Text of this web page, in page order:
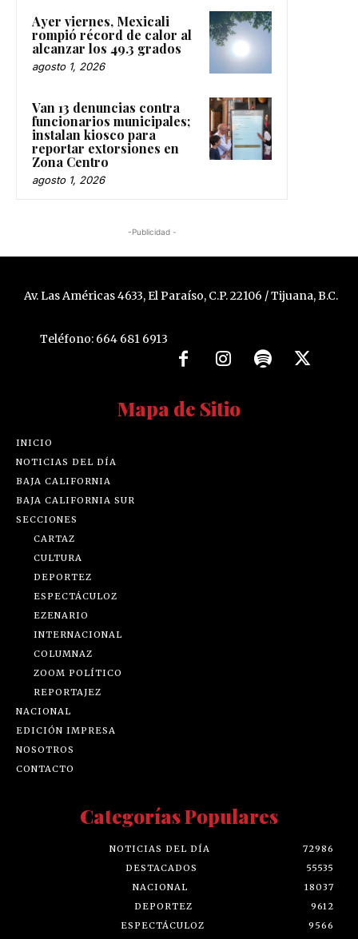
Ayer viernes, Mexicali
rompió récord de calor al
alcanzar los 49.3 grados
agosto 1, 2026
Van 13 denuncias contra
funcionarios municipales;
instalan kiosco para
reportar extorsiones en
Zona Centro
agosto 1, 2026
-Publicidad -
Av. Las Américas 4633, El Paraíso, C.P. 22106 / Tijuana, B.C.
Teléfono: 664 681 6913
Mapa de Sitio
INICIO
NOTICIAS DEL DÍA
BAJA CALIFORNIA
BAJA CALIFORNIA SUR
SECCIONES
CARTAZ
CULTURA
DEPORTEZ
ESPECTÁCULOZ
EZENARIO
INTERNACIONAL
COLUMNAZ
ZOOM POLÍTICO
REPORTAJEZ
NACIONAL
EDICIÓN IMPRESA
NOSOTROS
CONTACTO
Categorías Populares
NOTICIAS DEL DÍA
72986
DESTACADOS
55535
NACIONAL
18037
DEPORTEZ
9612
ESPECTÁCULOZ
9566